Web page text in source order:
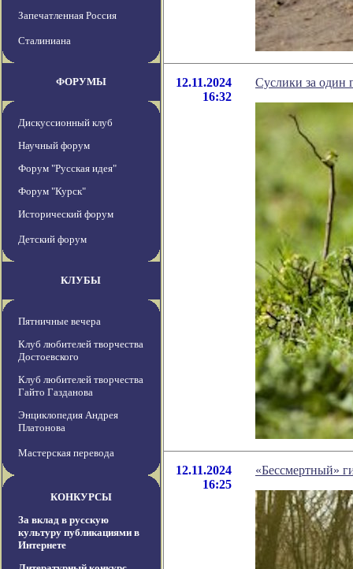
Запечатленная Россия
Сталиниана
ФОРУМЫ
Дискуссионный клуб
Научный форум
Форум "Русская идея"
Форум "Курск"
Исторический форум
Детский форум
КЛУБЫ
Пятничные вечера
Клуб любителей творчества
Достоевского
Клуб любителей творчества
Гайто Газданова
Энциклопедия Андрея
Платонова
Мастерская перевода
КОНКУРСЫ
За вклад в русскую
культуру публикациями в
Интернете
12.11.2024
16:32
Суслики за один
12.11.2024
16:25
«Бессмертный»